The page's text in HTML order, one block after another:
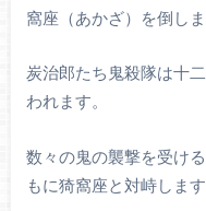
窩座（あかざ）を倒しま
炭治郎たち鬼殺隊は十
われます。
数々の鬼の襲撃を受け
もに猗窩座と対峙します